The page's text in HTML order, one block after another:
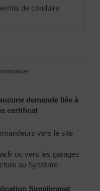
de conduire
demande liée à
certificat
vers le site
r ou vers les garages
au Système
Simplimmat